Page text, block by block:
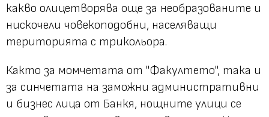
какво олицетворява още за необразованите и
нискочели човекоподобни, населяващи
територията с трикольора.
Както за момчетата от "Факултето", така и
за синчетата на заможни административни
и бизнес лица от Банкя, нощните улици се